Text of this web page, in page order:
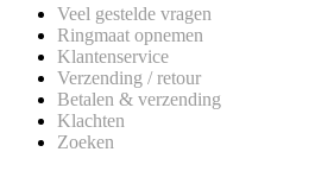
Veel gestelde vragen
Ringmaat opnemen
Klantenservice
Verzending / retour
Betalen & verzending
Klachten
Zoeken